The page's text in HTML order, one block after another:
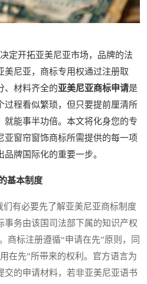
开拓亚美尼亚市场，品牌的法
美尼亚，商标专用权通过注册取
、材料齐全的亚美尼亚商标申请是
过程看似繁琐，但只要提前厘清所
就能事半功倍。本文将化身您的专
亚窗帘窗饰商标所需提供的每一项
牌国际化的重要一步。
基本制度
有必要先了解亚美尼亚商标制度
事务由该国司法部下属的知识产权
商标注册遵循“申请在先”原则，同
在先”所带来的权利。官方语言为
交的申请材料，若非亚美尼亚语书